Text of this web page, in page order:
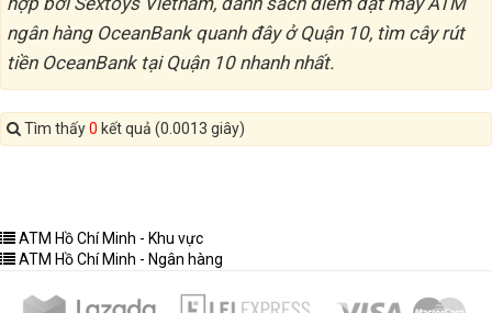
ngân hàng OceanBank quanh đây ở Quận 10, tìm cây rút
tiền OceanBank tại Quận 10 nhanh nhất.
Tìm thấy0 kết quả (0.0013 giây)
ATM Hồ Chí Minh - Khu vực
ATM Hồ Chí Minh - Ngân hàng